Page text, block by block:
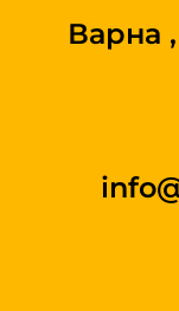
Варна